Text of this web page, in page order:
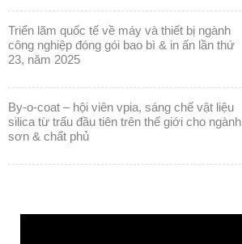
triển lãm quốc tế về máy và thiết bị ngành
công nghiệp đóng gói bao bì & in ấn lần thứ
23, năm 2025
by-o-coat – hội viên vpia, sáng chế vật liệu
silica từ trấu đầu tiên trên thế giới cho ngành
sơn & chất phủ